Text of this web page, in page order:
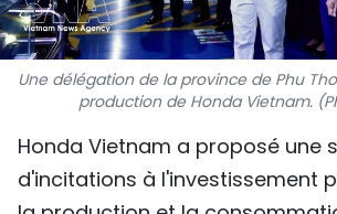
MÉGASTORIE
INFOGRAPHIE
PHOTO
VIDÉO
Une délégation de la province de Phu
production de Honda Vietnam.
Honda Vietnam a proposé une
d'incitations à l'investissement